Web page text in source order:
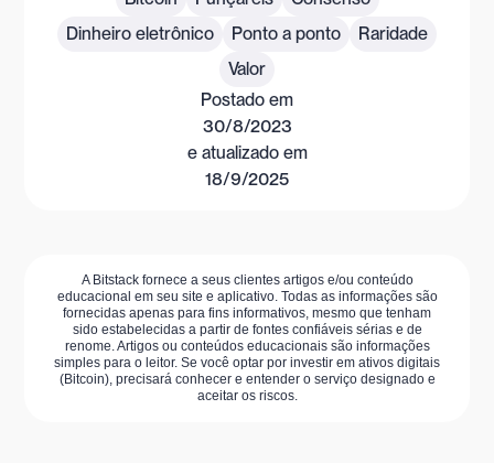
Dinheiro eletrônico
Ponto a ponto
Raridade
Valor
Postado em
30/8/2023
e atualizado em
18/9/2025
A Bitstack fornece a seus clientes artigos e/ou conteúdo
educacional em seu site e aplicativo. Todas as informações são
fornecidas apenas para fins informativos, mesmo que tenham
sido estabelecidas a partir de fontes confiáveis sérias e de
renome. Artigos ou conteúdos educacionais são informações
simples para o leitor. Se você optar por investir em ativos digitais
(Bitcoin), precisará conhecer e entender o serviço designado e
aceitar os riscos.